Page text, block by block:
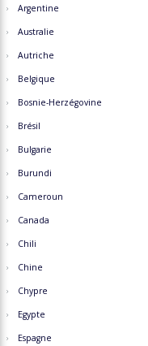
Argentine
Australie
Autriche
Belgique
Bosnie-Herzégovine
Brésil
Bulgarie
Burundi
Cameroun
Canada
Chili
Chine
Chypre
Egypte
Espagne